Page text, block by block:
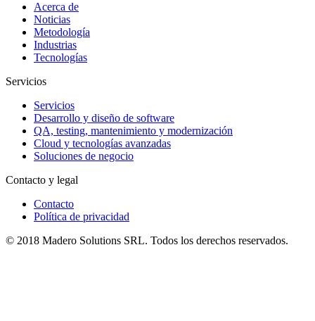
Acerca de
Noticias
Metodología
Industrias
Tecnologías
Servicios
Servicios
Desarrollo y diseño de software
QA, testing, mantenimiento y modernización
Cloud y tecnologías avanzadas
Soluciones de negocio
Contacto y legal
Contacto
Política de privacidad
© 2018 Madero Solutions SRL. Todos los derechos reservados.